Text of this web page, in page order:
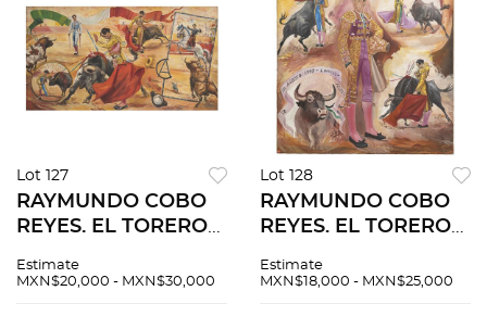
Lot 127
RAYMUNDO COBO
REYES. EL TORERO
Óleo sobre tela.
Estimate
MXN$20,000 - MXN$30,000
Lot 128
RAYMUNDO COBO
REYES. EL TORERO
RODRÍGUEZ,
Estimate
MXN$18,000 - MXN$25,000